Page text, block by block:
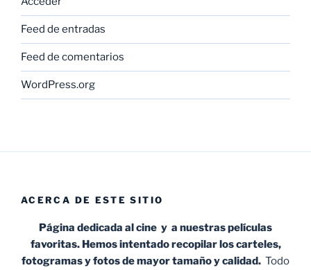
Feed de entradas
Feed de comentarios
WordPress.org
ACERCA DE ESTE SITIO
Página dedicada al cine y a nuestras películas
favoritas. Hemos intentado recopilar los carteles,
fotogramas y fotos de mayor tamaño y calidad. Todo